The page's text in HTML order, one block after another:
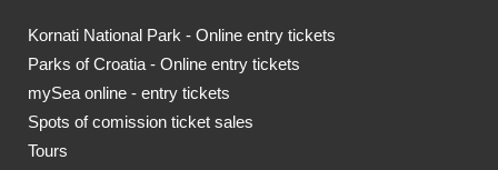
Kornati National Park - Online entry tickets
Parks of Croatia - Online entry tickets
mySea online - entry tickets
Spots of comission ticket sales
Tours